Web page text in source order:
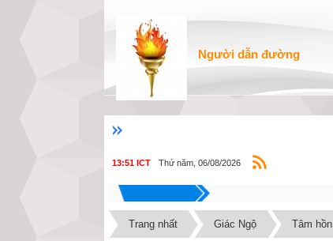
Người dẫn đường
13:51 ICT Thứ năm, 06/08/2026
Trang nhất Giác Ngộ Tâm hồn